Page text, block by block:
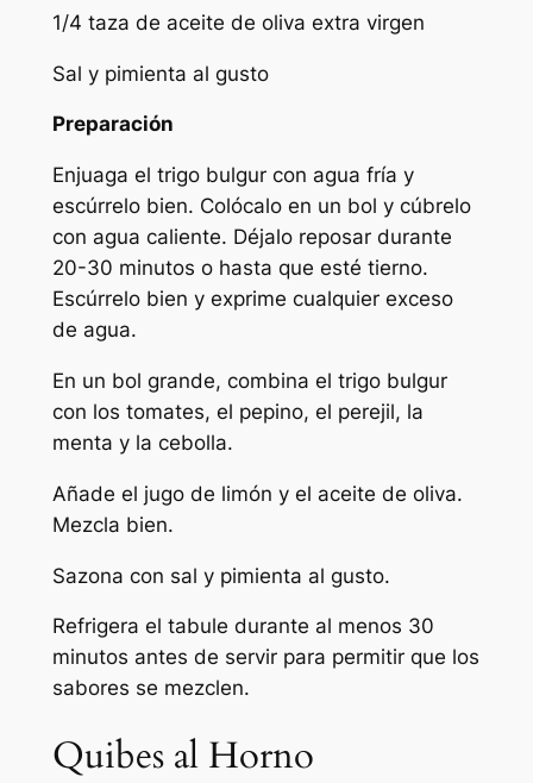
1/4 taza de aceite de oliva extra virgen
Sal y pimienta al gusto
Preparación
Enjuaga el trigo bulgur con agua fría y
escúrrelo bien. Colócalo en un bol y cúbrelo
con agua caliente. Déjalo reposar durante
20-30 minutos o hasta que esté tierno.
Escúrrelo bien y exprime cualquier exceso
de agua.
En un bol grande, combina el trigo bulgur
con los tomates, el pepino, el perejil, la
menta y la cebolla.
Añade el jugo de limón y el aceite de oliva.
Mezcla bien.
Sazona con sal y pimienta al gusto.
Refrigera el tabule durante al menos 30
minutos antes de servir para permitir que los
sabores se mezclen.
Quibes al Horno